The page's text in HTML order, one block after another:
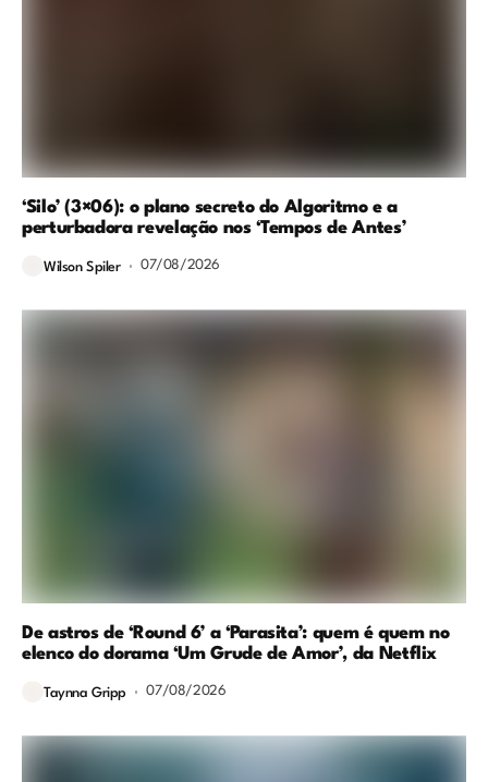
‘Silo’ (3×06): o plano secreto do Algoritmo e a
perturbadora revelação nos ‘Tempos de Antes’
Wilson Spiler 07/08/2026
De astros de ‘Round 6’ a ‘Parasita’: quem é quem no
elenco do dorama ‘Um Grude de Amor’, da Netflix
Taynna Gripp 07/08/2026